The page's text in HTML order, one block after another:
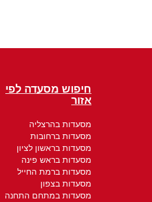
חיפוש מסעדה לפי
אזור
מסעדות בהרצליה
מסעדות ברחובות
מסעדות בראשון לציון
מסעדות בראש פינה
מסעדות ברמת החייל
מסעדות בצפון
מסעדות במתחם התחנה